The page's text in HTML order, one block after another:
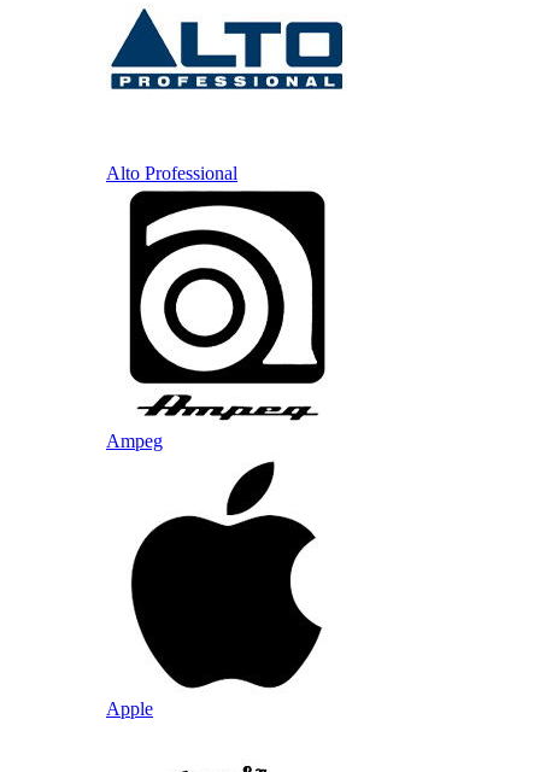
Alto Professional
Ampeg
Apple